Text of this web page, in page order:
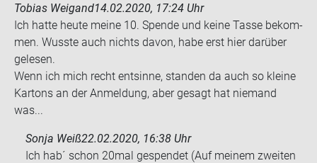
Tobias Weigand14.02.2020, 17:24 Uhr
Ich hatte heute meine 10. Spen­de und keine Tasse be­kom­
men. Wuss­te auch nichts davon, habe erst hier dar­über
ge­le­sen.
Wenn ich mich recht ent­sin­ne, stan­den da auch so klei­ne
Kar­tons an der An­mel­dung, aber ge­sagt hat nie­mand
was...
Sonja Weiß22.02.2020, 16:38 Uhr
Ich hab´ schon 20mal ge­spen­det (Auf mei­nem zwei­ten